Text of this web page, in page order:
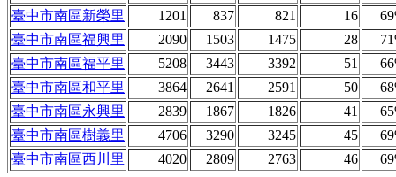
臺中市南區新榮里
1201 837 821 16
臺中市南區福興里
2090 1503 1475 28
臺中市南區福平里
5208 3443 3392 51
臺中市南區和平里
3864 2641 2591 50
臺中市南區永興里
2839 1867 1826 41
臺中市南區樹義里
4706 3290 3245 45
臺中市南區西川里
4020 2809 2763 46